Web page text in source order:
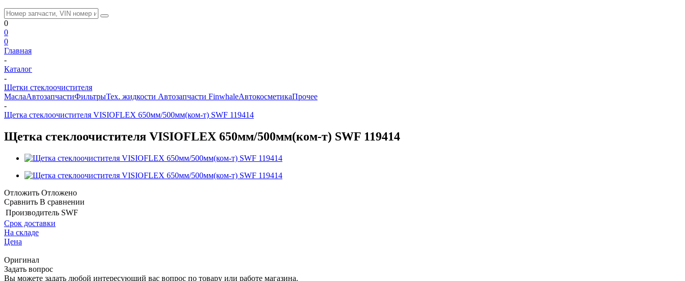
0
0
0
Главная
-
Каталог
-
Щетки стеклоочистителя
МаслаАвтозапчастиФильтрыТех. жидкости Автозапчасти FinwhaleАвтокосметикаПрочее
-
Щетка стеклоочистителя VISIOFLEX 650мм/500мм(ком-т) SWF 119414
Щетка стеклоочистителя VISIOFLEX 650мм/500мм(ком-т) SWF 119414
Отложить Отложено
Сравнить В сравнении
Производитель SWF
Срок доставки
На складе
Цена
Оригинал
Задать вопрос
Вы можете задать любой интересующий вас вопрос по товару или работе магазина.